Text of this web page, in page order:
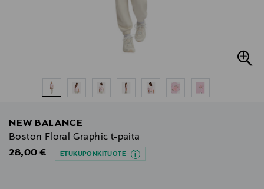
NEW BALANCE
Boston Floral Graphic t-paita
Original Price
28,00 € ETUKUPONKITUOTE